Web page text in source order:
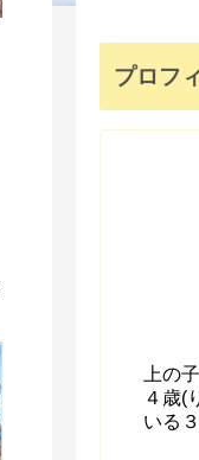
プロフ
上の
４歳(
いる